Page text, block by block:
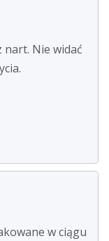
nart. Nie widać
w ciągu